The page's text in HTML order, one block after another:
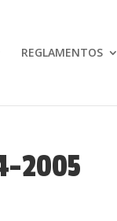
REGLAMENTOS
2005